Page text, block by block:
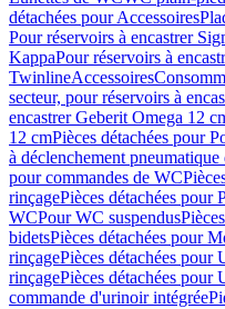
détachées pour Accessoires
Pour réservoirs à encastrer
KappaPour réservoirs à
TwinlineAccessoires
secteur, pour réservoirs à
encastrer Geberit Omega 12
12 cmPièces détachées pour
à déclenchement
pour commandes de WC
rinçagePièces détachées pour
WCPour WC suspendus
bidetsPièces détachées pour
rinçagePièces détachées pour
rinçagePièces détachées pour
commande d'urinoir intégrée